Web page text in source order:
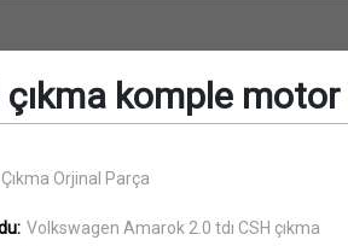
komple motor
Çıkma Orjinal Parça
Volkswagen Amarok 2.0 tdı CSH çıkma